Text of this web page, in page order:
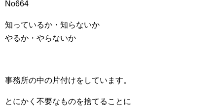
No664
知っているか・知らないか
やるか・やらないか
事務所の中の片付けをしています。
とにかく不要なものを捨てることに